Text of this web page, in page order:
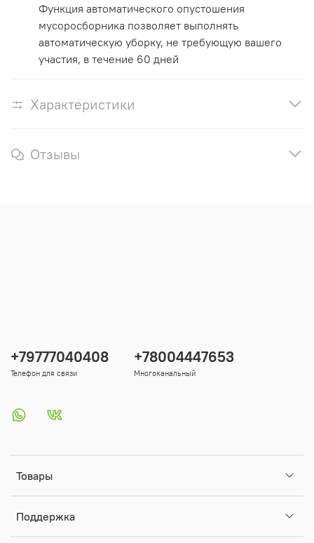
Функция автоматического опустошения
мусоросборника позволяет выполнять
автоматическую уборку, не требующую вашего
участия, в течение 60 дней
Характеристики
Отзывы
Товары
Поддержка
+79777040408
Телефон для связи
+78004447653
Многоканальный